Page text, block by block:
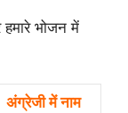
हमारे भोजन में
अंग्रेजी में नाम